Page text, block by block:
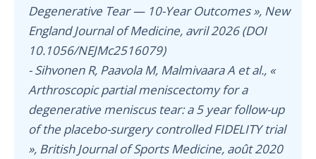
Degenerative Tear — 10-Year Outcomes », New
England Journal of Medicine, avril 2026 (DOI
10.1056/NEJMc2516079)
- Sihvonen R, Paavola M, Malmivaara A et al., «
Arthroscopic partial meniscectomy for a
degenerative meniscus tear: a 5 year follow-up
of the placebo-surgery controlled FIDELITY trial
», British Journal of Sports Medicine, août 2020